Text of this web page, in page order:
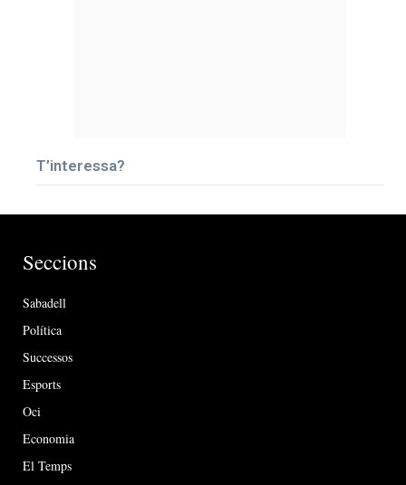
T’interessa?
Seccions
Sabadell
Política
Successos
Esports
Oci
Economia
El Temps